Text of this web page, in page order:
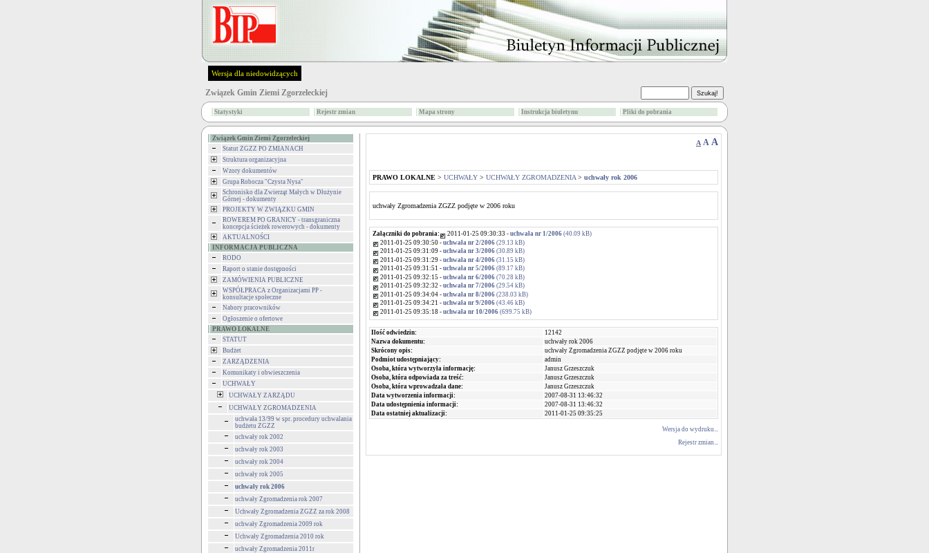
Wersja dla niedowidzących
Związek Gmin Ziemi Zgorzeleckiej
Statystyki Rejestr zmian Mapa strony Instrukcja biuletynu Pliki do pobrania
Związek Gmin Ziemi Zgorzeleckiej
Statut ZGZZ PO ZMIANACH
Struktura organizacyjna
Wzory dokumentów
Grupa Robocza "Czysta Nysa"
Schronisko dla Zwierząt Małych w Dłużynie
Górnej - dokumenty
PROJEKTY W ZWIĄZKU GMIN
ROWEREM PO GRANICY - transgraniczna
koncepcja ścieżek rowerowych - dokumenty
AKTUALNOŚCI
INFORMACJA PUBLICZNA
RODO
Raport o stanie dostępności
ZAMÓWIENIA PUBLICZNE
WSPÓŁPRACA z Organizacjami PP -
konsultacje społeczne
Nabory pracowników
Ogłoszenie o ofertowe
PRAWO LOKALNE
STATUT
Budżet
ZARZĄDZENIA
Komunikaty i obwieszczenia
UCHWAŁY
UCHWAŁY ZARZĄDU
UCHWAŁY ZGROMADZENIA
uchwała 13/99 w spr. procedury uchwalania
budżetu ZGZZ
uchwały rok 2002
uchwały rok 2003
uchwały rok 2004
uchwały rok 2005
uchwały rok 2006
uchwały Zgromadzenia rok 2007
Uchwały Zgromadzenia ZGZZ za rok 2008
uchwały Zgromadzenia 2009 rok
Uchwały Zgromadzenia 2010 rok
uchwały Zgromadzenia 2011r
A A A
PRAWO LOKALNE > UCHWAŁY > UCHWAŁY ZGROMADZENIA > uchwały rok 2006
uchwały Zgromadzenia ZGZZ podjęte w 2006 roku
Załączniki do pobrania: 2011-01-25 09:30:33 - uchwała nr 1/2006 (40.09 kB)
2011-01-25 09:30:50 - uchwała nr 2/2006 (29.13 kB)
2011-01-25 09:31:09 - uchwała nr 3/2006 (30.89 kB)
2011-01-25 09:31:29 - uchwała nr 4/2006 (31.15 kB)
2011-01-25 09:31:51 - uchwała nr 5/2006 (89.17 kB)
2011-01-25 09:32:15 - uchwała nr 6/2006 (70.28 kB)
2011-01-25 09:32:32 - uchwała nr 7/2006 (29.54 kB)
2011-01-25 09:34:04 - uchwała nr 8/2006 (238.03 kB)
2011-01-25 09:34:21 - uchwała nr 9/2006 (43.46 kB)
2011-01-25 09:35:18 - uchwała nr 10/2006 (699.75 kB)
Ilość odwiedzin:
12142
Nazwa dokumentu:
uchwały rok 2006
Skrócony opis:
uchwały Zgromadzenia ZGZZ podjęte w 2006 roku
Podmiot udostępniający:
admin
Osoba, która wytworzyła informację:
Janusz Grzeszczuk
Osoba, która odpowiada za treść:
Janusz Grzeszczuk
Osoba, która wprowadzała dane:
Janusz Grzeszczuk
Data wytworzenia informacji:
2007-08-31 13:46:32
Data udostępnienia informacji:
2007-08-31 13:46:32
Data ostatniej aktualizacji:
2011-01-25 09:35:25
Wersja do wydruku...
Rejestr zmian...